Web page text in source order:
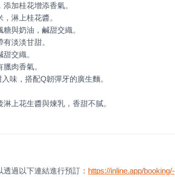
上花生醬與煉乳，香甜不膩。
過以下連結進行預訂： https://inline.app/booking/-